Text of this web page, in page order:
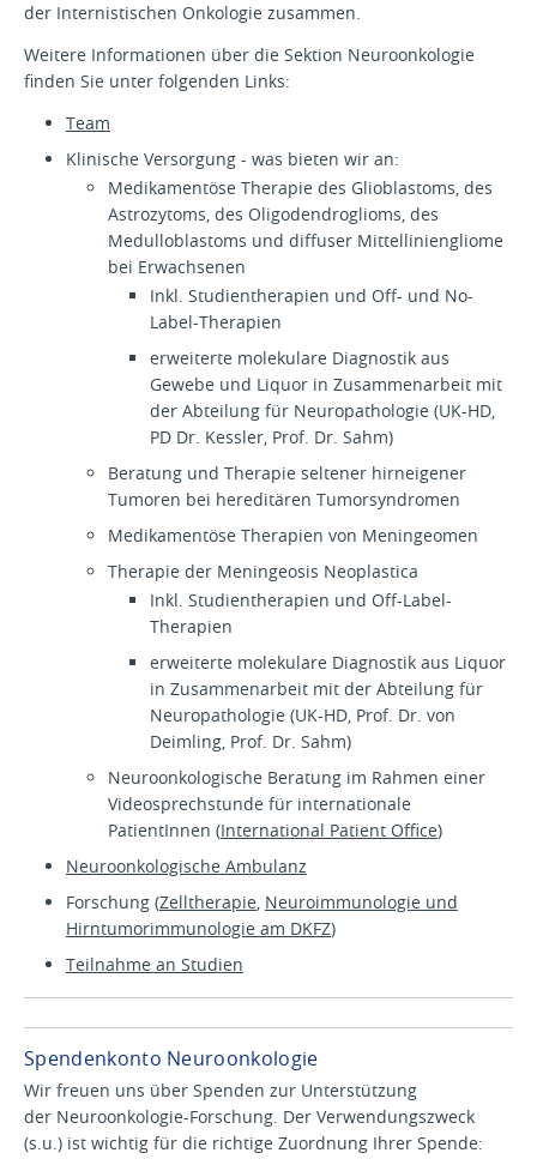
der Internistischen Onkologie zusammen.
Weitere Informationen über die Sektion Neuroonkologie
finden Sie unter folgenden Links:
Team
Klinische Versorgung - was bieten wir an:
Medikamentöse Therapie des Glioblastoms, des
Astrozytoms, des Oligodendroglioms, des
Medulloblastoms und diffuser Mittelliniengliome
bei Erwachsenen
Inkl. Studientherapien und Off- und No-
Label-Therapien
erweiterte molekulare Diagnostik aus
Gewebe und Liquor in Zusammenarbeit mit
der Abteilung für Neuropathologie (UK-HD,
PD Dr. Kessler, Prof. Dr. Sahm)
Beratung und Therapie seltener hirneigener
Tumoren bei hereditären Tumorsyndromen
Medikamentöse Therapien von Meningeomen
Therapie der Meningeosis Neoplastica
Inkl. Studientherapien und Off-Label-
Therapien
erweiterte molekulare Diagnostik aus Liquor
in Zusammenarbeit mit der Abteilung für
Neuropathologie (UK-HD, Prof. Dr. von
Deimling, Prof. Dr. Sahm)
Neuroonkologische Beratung im Rahmen einer
Videosprechstunde für internationale
PatientInnen (International Patient Office)
Neuroonkologische Ambulanz
Forschung (Zelltherapie, Neuroimmunologie und
Hirntumorimmunologie am DKFZ)
Teilnahme an Studien
Spendenkonto Neuroonkologie
Wir freuen uns über Spenden zur Unterstützung
der Neuroonkologie-Forschung. Der Verwendungszweck
(s.u.) ist wichtig für die richtige Zuordnung Ihrer Spende: